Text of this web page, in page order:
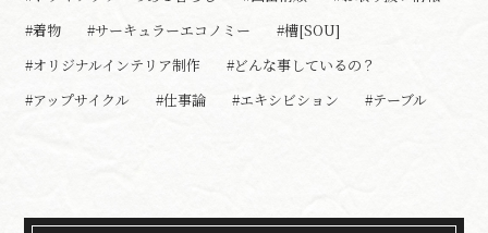
#着物
#サーキュラーエコノミー
#槽[SOU]
#オリジナルインテリア制作
#どんな事しているの？
#アップサイクル
#仕事論 #エキシビション #テーブル